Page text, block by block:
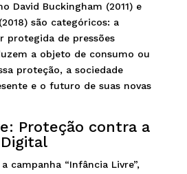
David Buckingham (2011) e
são categóricos: a
protegida de pressões
a objeto de consumo ou
proteção, a sociedade
e o futuro de suas novas
Proteção contra a
campanha “Infância Livre”,